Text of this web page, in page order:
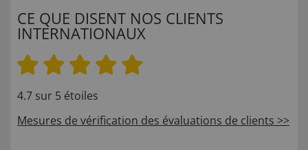
CE QUE DISENT NOS CLIENTS
INTERNATIONAUX
4.7 sur 5 étoiles
Mesures de vérification des évaluations de clients >>